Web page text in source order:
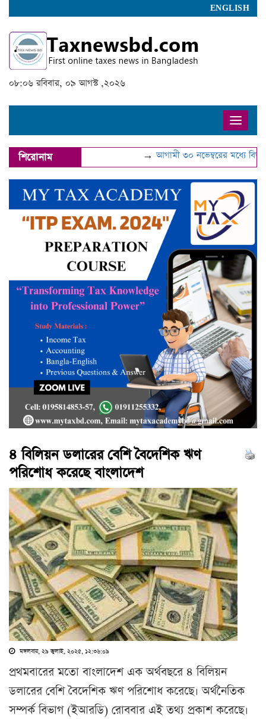
ENGLISH
০৮:০৬ রবিবার, ০৯ আগস্ট ,২০২৬
Toggle
শিরোনাম →আগামী ৩০ নভেম্বরের মধ্যে
৪ বিলিয়ন ডলারের বেশি বৈদেশিক ঋণ
পরিশোধ করেছে বাংলাদেশ
মঙ্গলবার, ২৯ জুলাই, ২০২৫, ১২:৩৬:০৯
প্রথমবারের মতো বাংলাদেশ এক অর্থবছরে ৪ বিলিয়ন
ডলারের বেশি বৈদেশিক ঋণ পরিশোধ করেছে। অর্থনৈতিক
সম্পর্ক বিভাগ (ইআরডি) রোববার এই তথ্য প্রকাশ করেছে।